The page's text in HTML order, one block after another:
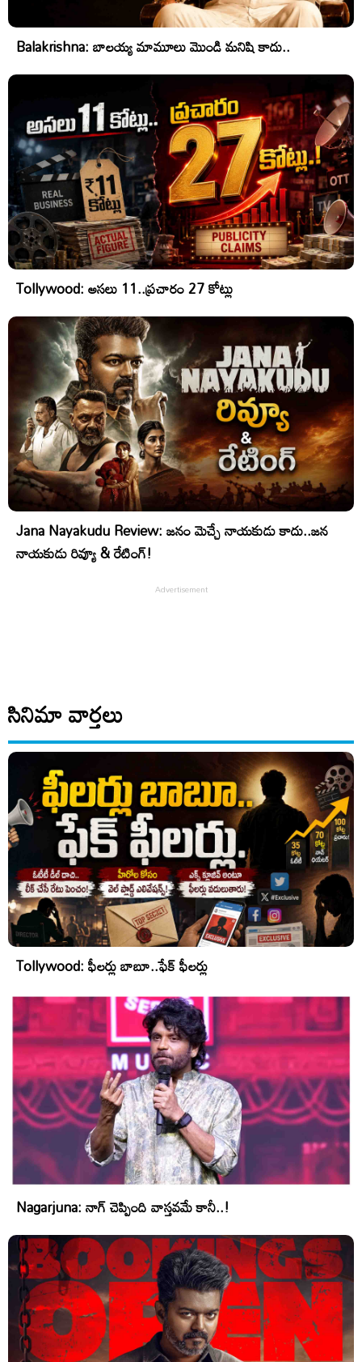
Balakrishna: బాలయ్య మామూలు మొండి మనిషి కాదు..
Tollywood: అసలు 11..ప్రచారం 27 కోట్లు
Jana Nayakudu Review: జనం మెచ్చే నాయకుడు కాదు..జన
నాయకుడు రివ్యూ & రేటింగ్!
సినిమా వార్తలు
Tollywood: ఫీలర్లు బాబూ..ఫేక్ ఫీలర్లు
Nagarjuna: నాగ్ చెప్పింది వాస్తవమే కానీ..!